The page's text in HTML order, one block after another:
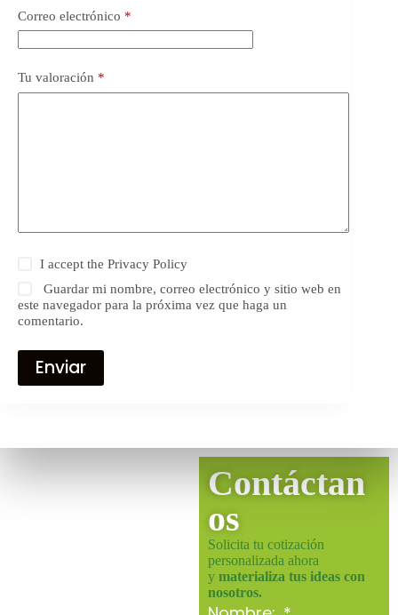
Correo electrónico *
Tu valoración *
I accept thePrivacy Policy
Guardar mi nombre, correo electrónico y sitio web en
este navegador para la próxima vez que haga un
comentario.
Enviar
Contáctan
os
Solicita tu cotización
personalizada ahora
y materializa tus ideas con
nosotros.